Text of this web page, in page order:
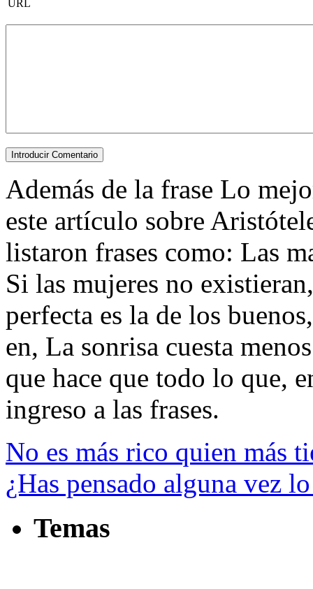
URL
Además de la frase Lo
este artículo sobre
listaron frases como: Las
Si las mujeres no
perfecta es la de los
en, La sonrisa cuesta
que hace que todo lo que,
ingreso a las frases.
No es más rico quien más
¿Has pensado alguna vez
Temas